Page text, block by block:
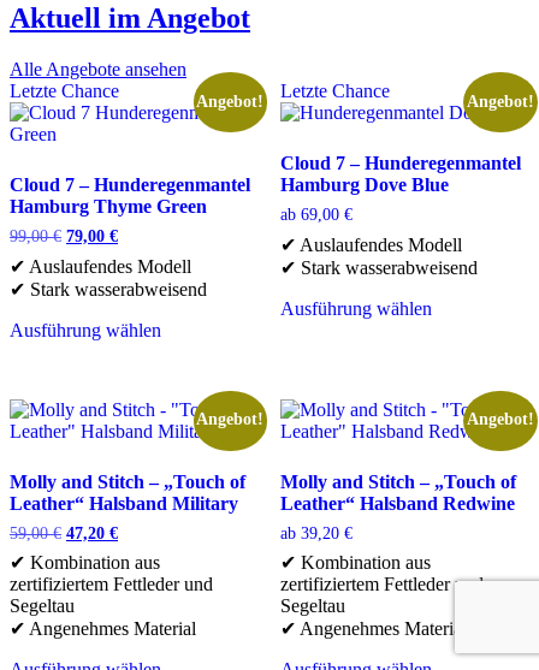
auf.
Die
Optionen
können
auf
der
Produktseite
werden
Optionen
können
auf
Produktseite
gewählt
werden
Aktuell im Angebot
Alle Angebote ansehen
Letzte Chance
Angebot!
Cloud 7 – Hunderegenmantel
Hamburg Thyme Green
99,00€ Ursprünglicher
war:
99,00 €
79,00 €Aktueller
ist:
79,00 €.
✔ Auslaufendes Modell
✔ Stark wasserabweisend
Ausführung wählen
mehrere
Varianten
Die
Optionen
können
auf
der
Produktseite
gewählt
werden
Letzte Chance
Angebot!
Cloud 7 – Hunderegenmantel
Hamburg Dove Blue
ab 69,00 €
✔ Auslaufendes Modell
✔ Stark wasserabweisend
Ausführung wählen
Varianten
auf.
Optionen
können
auf
der
Produktseite
gewählt
werden
Angebot!
Molly and Stitch – „Touch of
Leather“ Halsband Military
59,00€ Ursprünglicher
war:
59,00 €
47,20 €Aktueller
ist:
47,20 €.
✔ Kombination aus
zertifiziertem Fettleder und
Segeltau
✔ Angenehmes Material
Angebot!
Molly and Stitch – „Touch of
Leather“ Halsband Redwine
ab 39,20 €
✔ Kombination aus
zertifiziertem Fettleder und
Segeltau
✔ Angenehmes Material